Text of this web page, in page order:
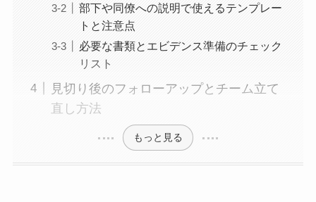
部下や同僚への説明で使えるテンプレー
トと注意点
必要な書類とエビデンス準備のチェック
リスト
見切り後のフォローアップとチーム立て
直し方法
もっと見る